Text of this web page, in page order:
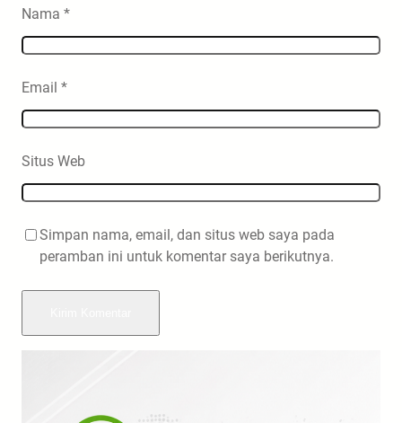
Nama *
Email *
Situs Web
Simpan nama, email, dan situs web saya pada
peramban ini untuk komentar saya berikutnya.